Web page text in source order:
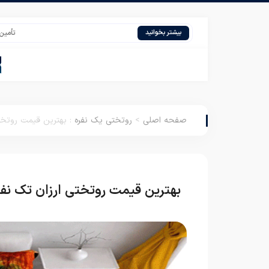
بیشتر بخوانید تأمین تشک
صفحه اصلی > روتختی یک نفره : بهترین قیمت
بهترین قیمت روتختی ارزان تک